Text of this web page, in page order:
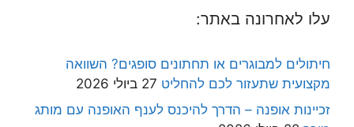
עלו לאחרונה באתר:
חיתולים למבוגרים או תחתונים סופגים? השוואה
מקצועית שתעזור לכם להחליט 27 ביולי 2026
זכיינות אופנה – הדרך להיכנס לענף האופנה עם מותג